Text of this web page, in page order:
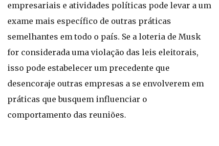
empresariais e atividades políticas pode levar a um
exame mais específico de outras práticas
semelhantes em todo o país. Se a loteria de Musk
for considerada uma violação das leis eleitorais,
isso pode estabelecer um precedente que
desencoraje outras empresas a se envolverem em
práticas que busquem influenciar o
comportamento das reuniões.